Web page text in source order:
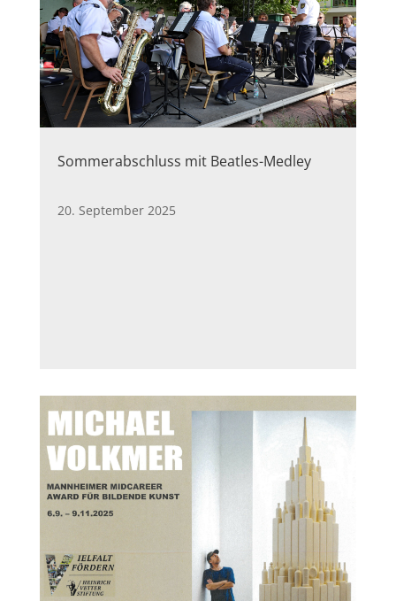
Sommerabschluss mit Beatles-Medley
20. September 2025